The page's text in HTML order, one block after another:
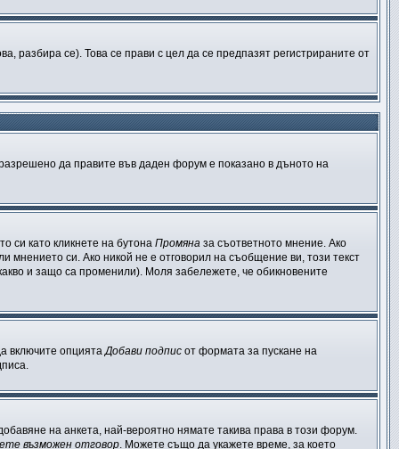
разбира се). Това се прави с цел да се предпазят регистрираните от
да правите във даден форум е показано в дъното на
си като кликнете на бутона Промяна за съответното мнение. Ако
мнението си. Ако никой не е отговорил на съобщение ви, този текст
и защо са променили). Моля забележете, че обикновените
включите опциятаДобави подпис от формата за пускане на
на анкета, най-вероятно нямате такива права в този форум.
възможен отговор. Можете също да укажете време, за което